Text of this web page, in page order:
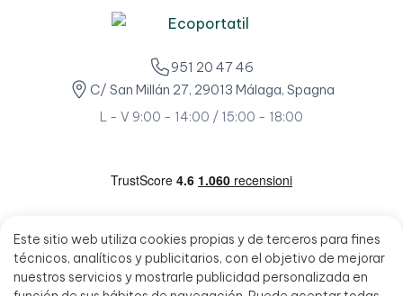
Este sitio web utiliza cookies propias y de terceros para fines
técnicos, analíticos y publicitarios, con el objetivo de mejorar
nuestros servicios y mostrarle publicidad personalizada en
951 20 47 46
C/ San Millán 27, 29013 Málaga, Spagna
L - V 9:00 - 14:00 / 15:00 - 18:00